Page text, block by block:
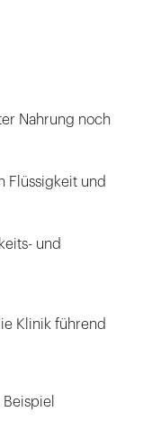
Nahrung noch
Flüssigkeit und
und
Klinik führend